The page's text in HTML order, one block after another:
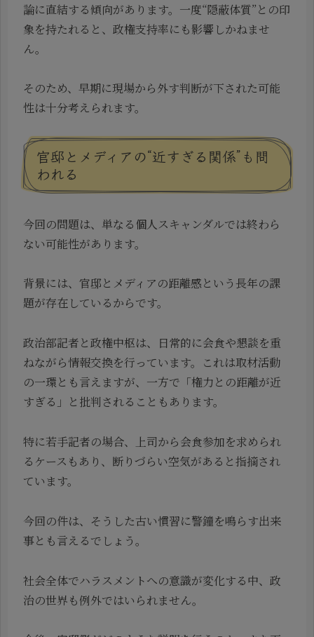
論に直結する傾向があります。一度“隠蔽体質”との印
象を持たれると、政権支持率にも影響しかねませ
ん。
そのため、早期に現場から外す判断が下された可能
性は十分考えられます。
官邸とメディアの“近すぎる関係”も問
われる
今回の問題は、単なる個人スキャンダルでは終わら
ない可能性があります。
背景には、官邸とメディアの距離感という長年の課
題が存在しているからです。
政治部記者と政権中枢は、日常的に会食や懇談を重
ねながら情報交換を行っています。これは取材活動
の一環とも言えますが、一方で「権力との距離が近
すぎる」と批判されることもあります。
特に若手記者の場合、上司から会食参加を求められ
るケースもあり、断りづらい空気があると指摘され
ています。
今回の件は、そうした古い慣習に警鐘を鳴らす出来
事とも言えるでしょう。
社会全体でハラスメントへの意識が変化する中、政
治の世界も例外ではいられません。